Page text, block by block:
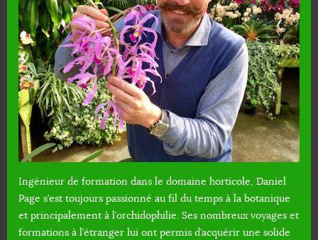
Ingénieur de formation dans le domaine horticole, Daniel
Page s’est toujours passionné au fil du temps à la botanique
et principalement à l’orchidophilie. Ses nombreux voyages et
formations à l’étranger lui ont permis d’acquérir une solide